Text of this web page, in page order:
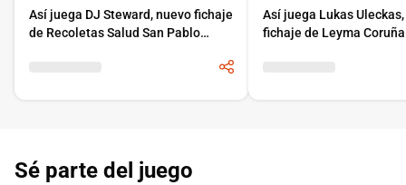
Así juega DJ Steward, nuevo fichaje
de Recoletas Salud San Pablo
Así juega Lukas
fichaje de Leyma Coruña
Sé parte del juego